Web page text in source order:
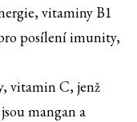
vitaminy B1
posílení imunity,
vitamin C, jenž
mangan a